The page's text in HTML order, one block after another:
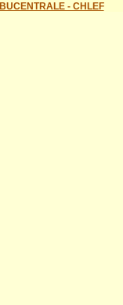
BUCENTRALE - CHLEF